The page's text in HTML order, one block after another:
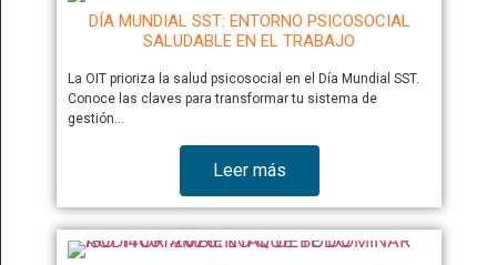
DÍA MUNDIAL SST: ENTORNO PSICOSOCIAL
SALUDABLE EN EL TRABAJO
La OIT prioriza la salud psicosocial en el Día Mundial SST.
Conoce las claves para transformar tu sistema de
gestión…
Leer más